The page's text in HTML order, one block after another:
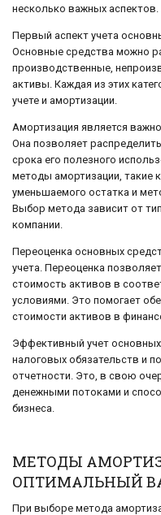
несколько важных аспектов.
Первый аспект учета
Основные средства можно
производственные,
активы. Каждая из этих
учете и амортизации.
Амортизация является
Она позволяет
срока его полезного
методы амортизации, такие
уменьшаемого остатка и
Выбор метода зависит от
компании.
Переоценка основных
учета. Переоценка
стоимость активов в
условиями. Это помогает
стоимости активов в
Эффективный учет
налоговых обязательств и
отчетности. Это, в свою
денежными потоками и
бизнеса.
МЕТОДЫ
ОПТИМАЛЬНЫЙ
При выборе метода